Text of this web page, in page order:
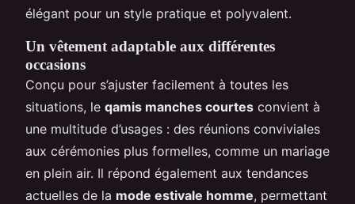
élégant pour un style pratique et polyvalent.
Un vêtement adaptable aux différentes
occasions
Conçu pour s’ajuster facilement à toutes les
situations, le qamis manches courtes convient à
une multitude d’usages : des réunions conviviales
aux cérémonies plus formelles, comme un mariage
en plein air. Il répond également aux tendances
actuelles de la mode estivale homme, permettant